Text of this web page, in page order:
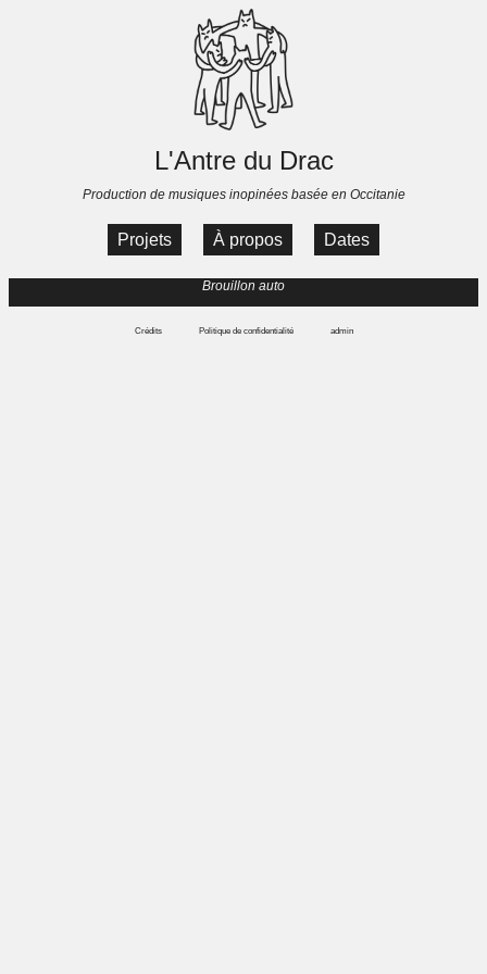
L'Antre du Drac
Production de musiques inopinées basée en Occitanie
Projets À propos Dates
Brouillon auto
Crédits Politique de confidentialité admin